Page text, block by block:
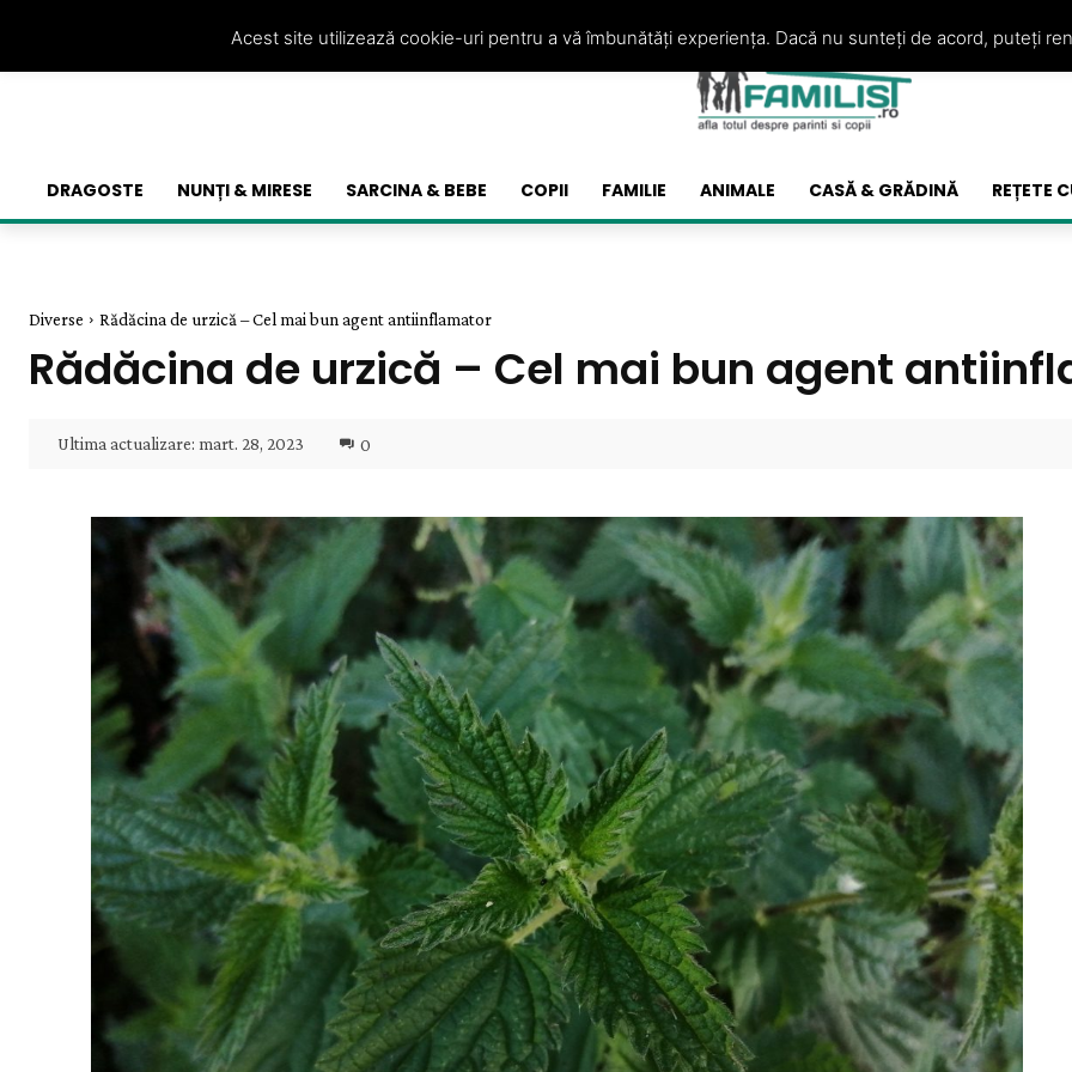
DRAGOSTE NUNȚI & MIRESE SARCINA & BEBE COPII FAMILIE ANIMALE CASĂ & GRĂDINĂ REȚETE
Diverse Rădăcina de urzică – Cel mai bun agent antiinflamator
Rădăcina de urzică – Cel mai bun agent
Ultima actualizare: mart. 28, 2023 0
Acest site utilizează cookie-uri pentru a vă îmbunătăți experiența. Dacă nu sunteți de acord, puteți